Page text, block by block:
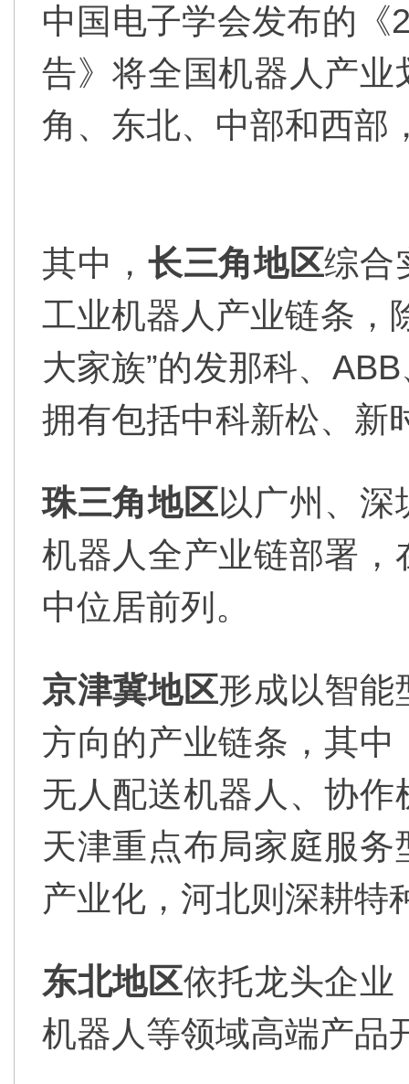
中国电子学会发布的《
告》将全国机器人产
角、东北、中部和西部
其中， 长三角地区综合
工业机器人产业链条，
大家族”的发那科、
拥有包括中科新松、新
珠三角地区以广州、深
机器人全产业链部署
中位居前列。
京津冀地区形成以智能
方向的产业链条，其
无人配送机器人、协
天津重点布局家庭服
产业化，河北则深耕特
东北地区依托龙头企业
机器人等领域高端产品